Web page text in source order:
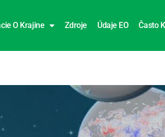
O Krajine Zdroje Údaje EO Často